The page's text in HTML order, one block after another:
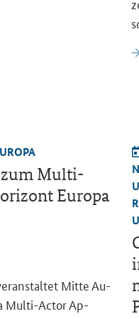
Multi-
Eu­ro­pa
Mitte Au­
Multi-​Actor Ap­